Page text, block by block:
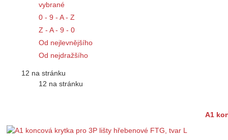
vybrané
0 - 9 - A - Z
Z - A - 9 - 0
Od nejlevnějšího
Od nejdražšího
12 na stránku
12 na stránku
A1